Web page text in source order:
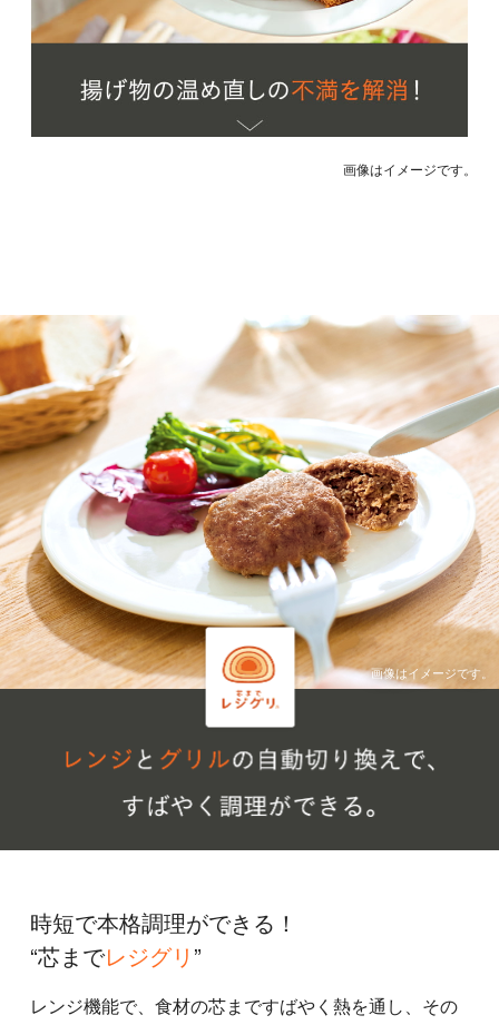
時短で本格調理ができる！
“芯までレジグリ ”
レンジ機能で、食材の芯まですばやく熱を通し、その